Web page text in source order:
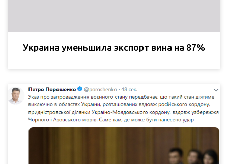
Украина уменьшила экспорт вина на 87%